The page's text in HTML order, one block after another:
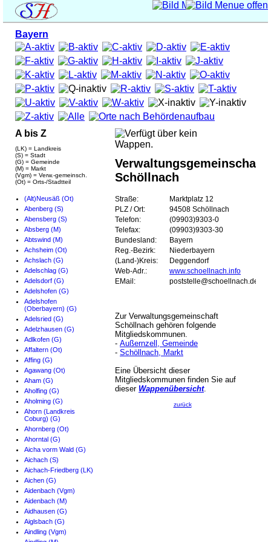
Bayern
A bis Z
(LK) = Landkreis
(S) = Stadt
(G) = Gemeinde
(M) = Markt
(Vgm) = Verw.-gemeinsch.
(Ot) = Orts-/Stadtteil
(Alt)Neusäß (Ot)
Abenberg (S)
Abensberg (S)
Absberg (M)
Abtswind (M)
Achsheim (Ot)
Achslach (G)
Adelschlag (G)
Adelsdorf (G)
Adelshofen (G)
Adelshofen
(Oberbayern) (G)
Adelsried (G)
Adelzhausen (G)
Adlkofen (G)
Affaltern (Ot)
Affing (G)
Agawang (Ot)
Aham (G)
Aholfing (G)
Aholming (G)
Ahorn (Landkreis
Coburg) (G)
Ahornberg (Ot)
Ahorntal (G)
Aicha vorm Wald (G)
Aichach (S)
Aichach-Friedberg (LK)
Aichen (G)
Aidenbach (Vgm)
Aidenbach (M)
Aidhausen (G)
Aiglsbach (G)
Aindling (Vgm)
Verwaltungsgemeinschaft
Schöllnach
Straße:
Marktplatz 12
PLZ / Ort:
94508 Schöllnach
Telefon:
(09903)9303-0
Telefax:
(09903)9303-30
Bundesland:
Bayern
Reg.-Bezirk:
Niederbayern
(Land-)Kreis:
Deggendorf
Web-Adr.:
www.schoellnach.info
EMail:
poststelle@schoellnach.de
Zur Verwaltungsgemeinschaft
Schöllnach gehören folgende
Mitgliedskommunen.
- Außernzell, Gemeinde
- Schöllnach, Markt
Eine Übersicht dieser
Mitgliedskommunen finden Sie auf
dieser Wappenübersicht.
zurück